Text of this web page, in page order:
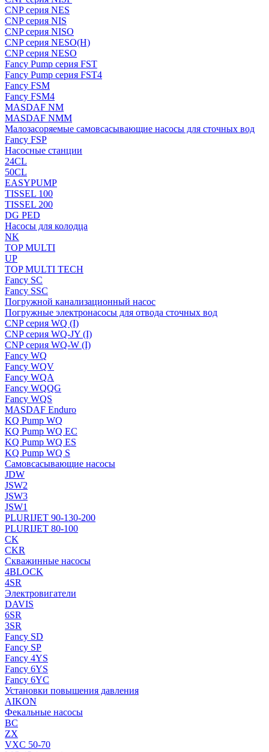
CNP серия NES
CNP серия NIS
CNP серия NISO
CNP серия NESO(H)
CNP серия NESO
Fancy Pump серия FST
Fancy Pump серия FST4
Fancy FSM
Fancy FSM4
MASDAF NM
MASDAF NMM
Малозасоряемые самовсасывающие насосы для сточных вод
Fancy FSP
Насосные станции
24CL
50CL
EASYPUMP
TISSEL 100
TISSEL 200
DG PED
Насосы для колодца
NK
TOP MULTI
UP
TOP MULTI TECH
Fancy SC
Fancy SSC
Погружной канализационный насос
Погружные электронасосы для отвода сточных вод
CNP серия WQ (I)
CNP серия WQ-JY (I)
CNP серия WQ-W (I)
Fancy WQ
Fancy WQV
Fancy WQA
Fancy WQQG
Fancy WQS
MASDAF Enduro
KQ Pump WQ
KQ Pump WQ EC
KQ Pump WQ ES
KQ Pump WQ S
Самовсасывающие насосы
JDW
JSW2
JSW3
JSW1
PLURIJET 90-130-200
PLURIJET 80-100
CK
CKR
Скважинные насосы
4BLOCK
4SR
Электровигатели
DAVIS
6SR
3SR
Fancy SD
Fancy SP
Fancy 4YS
Fancy 6YS
Fancy 6YC
Установки повышения давления
AIKON
Фекальные насосы
BC
ZX
VXC 50-70